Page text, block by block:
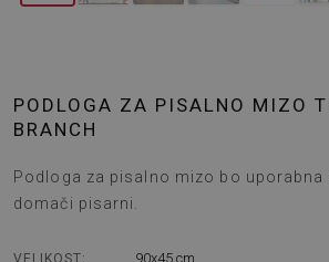
PODLOGA ZA PISALNO MIZO
BRANCH
Podloga za pisalno mizo bo uporabna
domači pisarni.
VELIKOST: 90x45 cm